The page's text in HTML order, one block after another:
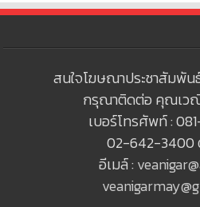
สนใจโฆษณาประชาสัมพั
กรุณาติดต่อ คุณเว
เบอร์โทรศัพท์ :
02-642-3400
อีเมล์ :